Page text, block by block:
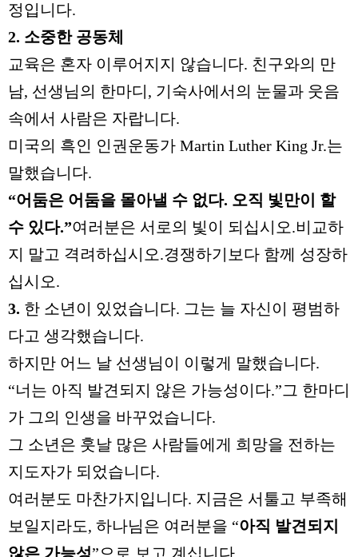
정입니다.
2. 소중한 공동체
교육은 혼자 이루어지지 않습니다. 친구와의 만
남, 선생님의 한마디 , 기숙사에서의 눈물과 웃음
속에서 사람은 자랍니다.
미국의 흑인 인권운동가 Martin Luther King Jr.는
말했습니다.
“어둠은 어둠을 몰아낼 수 없다. 오직 빛만이 할
수 있다.”여러분은 서로의 빛이 되십시오.비교하
지 말고 격려하십시오.경쟁하기보다 함께 성장하
십시오.
3. 한 소년이 있었습니다. 그는 늘 자신이 평범하
다고 생각했습니다.
하지만 어느 날 선생님이 이렇게 말했습니다.
“너는 아직 발견되지 않은 가능성이다.”그 한마디
가 그의 인생을 바꾸었습니다.
그 소년은 훗날 많은 사람들에게 희망을 전하는
지도자가 되었습니다.
여러분도 마찬가지입니다. 지금은 서툴고 부족해
보일지라도, 하나님은 여러분을 “아직 발견되지
않은 가능성”으로 보고 계십니다